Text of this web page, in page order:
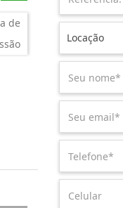
de
Locação